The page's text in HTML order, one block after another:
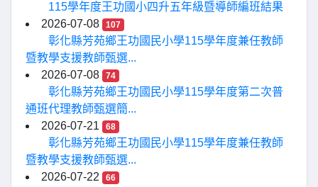
115學年度王功國小四升五年級暨導師編班結果
2026-07-08
107
彰化縣芳苑鄉王功國民小學115學年度兼任教師
暨教學支援教師甄選...
2026-07-08
74
彰化縣芳苑鄉王功國民小學115學年度第二次普
通班代理教師甄選簡...
2026-07-21
68
彰化縣芳苑鄉王功國民小學115學年度兼任教師
暨教學支援教師甄選...
2026-07-22
66